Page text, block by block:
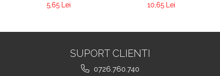
5,65 Lei
10,65 Lei
SUPORT CLIENTI
0726.760.740